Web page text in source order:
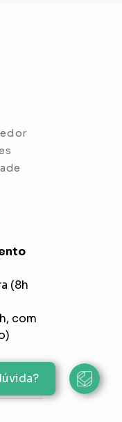
(8h
com